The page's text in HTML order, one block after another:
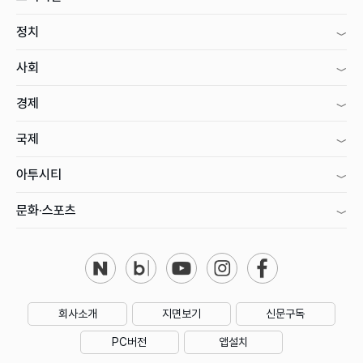
정치
사회
경제
국제
아투시티
문화·스포츠
회사소개 지면보기 신문구독
PC버전 앱설치